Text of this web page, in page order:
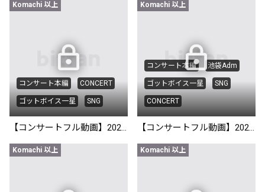
Komachi 以上
コンサート本編 CONCERT
ゴットボイス一星 SNG
【コンサートフル動画】2025/10/16@下北沢club251 SNG Cam
Komachi 以上
コンサート本編 池袋Adm
ゴットボイス一星 SNG
CONCERT
【コンサートフル動画】2025/9/25@池袋Adm
Komachi 以上 Komachi 以上